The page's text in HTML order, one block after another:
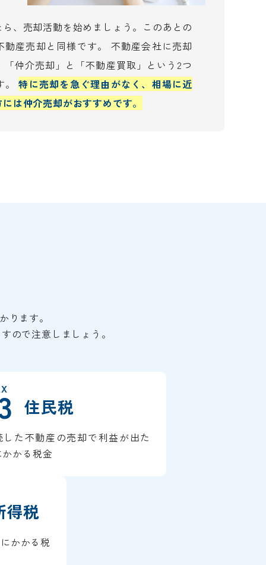
、売却活動を始めましょう。このあとの
動産売却と同様です。 不動産会社に売却
「仲介売却」と「不動産買取」という2つ
。特に売却を急ぐ理由がなく、相場に近
は仲介売却がおすすめです。
ります。
ので注意しましょう。
住民税
した不動産の売却で利益が出た
かかる税金
得税
かかる税